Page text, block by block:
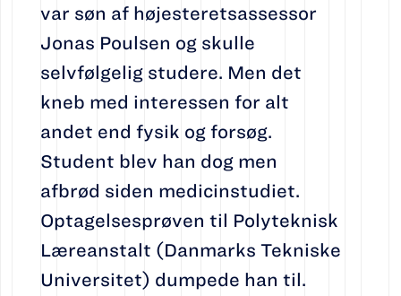
var søn af højesteretsassessor
Jonas Poulsen og skulle
selvfølgelig studere. Men det
kneb med interessen for alt
andet end fysik og forsøg.
Student blev han dog men
afbrød siden medicinstudiet.
Optagelsesprøven til Polyteknisk
Læreanstalt (Danmarks Tekniske
Universitet) dumpede han til.